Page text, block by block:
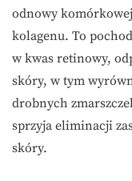
odnowy
kolagenu. To
w kwas retinowy,
skóry, w tym
drobnych
sprzyja eliminacji
skóry.